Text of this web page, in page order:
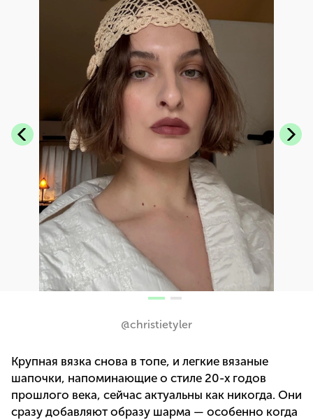
@christietyler
Крупная вязка снова в топе, и легкие вязаные
шапочки, напоминающие о стиле 20-х годов
прошлого века, сейчас актуальны как никогда. Они
сразу добавляют образу шарма — особенно когда